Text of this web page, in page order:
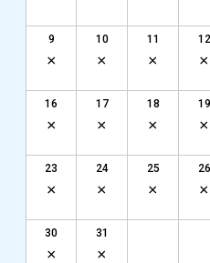
9 10 11 12
16 17 18 19
23 24 25 26
30 31